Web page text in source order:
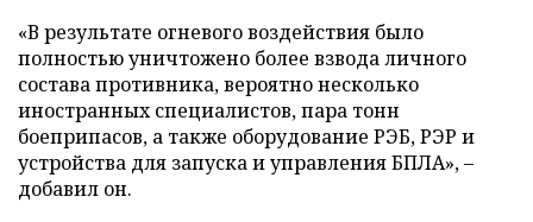
«В результате огневого воздействия было
полностью уничтожено более взвода личного
состава противника, вероятно несколько
иностранных специалистов, пара тонн
боеприпасов, а также оборудование РЭБ, РЭР и
устройства для запуска и управления БПЛА», –
добавил он.